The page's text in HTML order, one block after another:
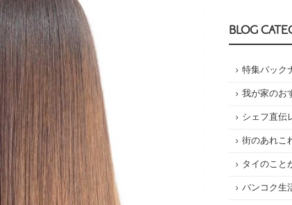
BLOG
特集バック
我が家のお
シェフ直伝
街のあれこ
タイのこと
バンコク生